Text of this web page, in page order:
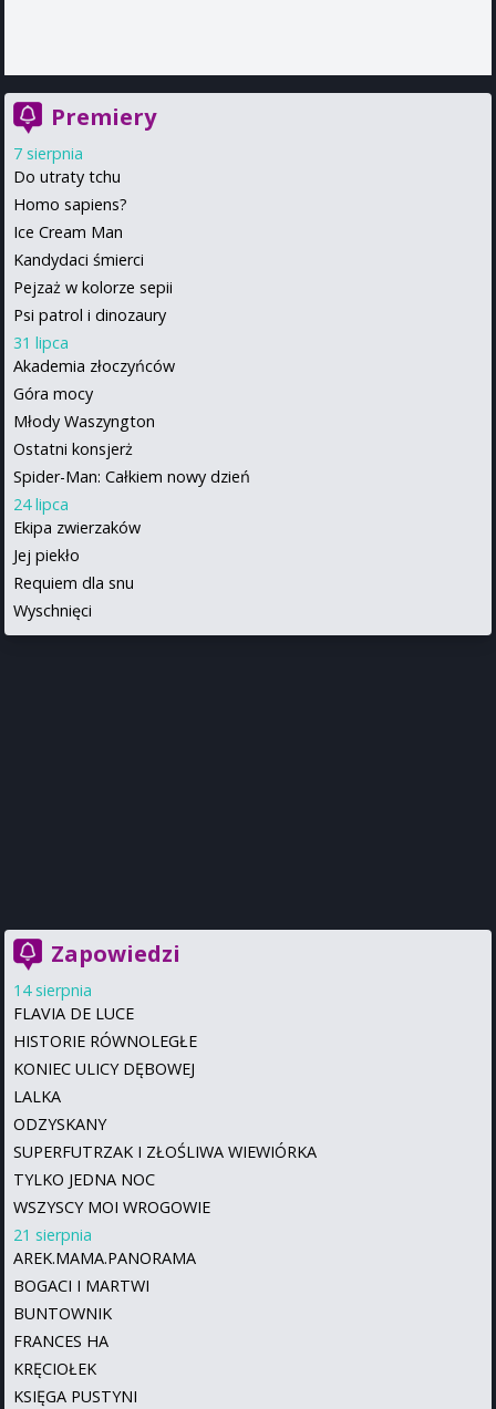
Premiery
7 sierpnia
Do utraty tchu
Homo sapiens?
Ice Cream Man
Kandydaci śmierci
Pejzaż w kolorze sepii
Psi patrol i dinozaury
31 lipca
Akademia złoczyńców
Góra mocy
Młody Waszyngton
Ostatni konsjerż
Spider-Man: Całkiem nowy dzień
24 lipca
Ekipa zwierzaków
Jej piekło
Requiem dla snu
Wyschnięci
Zapowiedzi
14 sierpnia
FLAVIA DE LUCE
HISTORIE RÓWNOLEGŁE
KONIEC ULICY DĘBOWEJ
LALKA
ODZYSKANY
SUPERFUTRZAK I ZŁOŚLIWA WIEWIÓRKA
TYLKO JEDNA NOC
WSZYSCY MOI WROGOWIE
21 sierpnia
AREK.MAMA.PANORAMA
BOGACI I MARTWI
BUNTOWNIK
FRANCES HA
KRĘCIOŁEK
KSIĘGA PUSTYNI